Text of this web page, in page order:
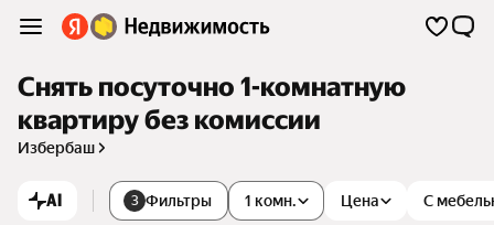
Снять посуточно 1-комнатную
квартиру без комиссии
Избербаш
AI 3 Фильтры Цена
1 комн. С